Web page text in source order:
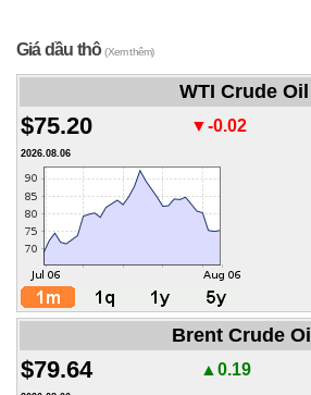
Giá dầu thô(Xem thêm)
WTI Crude Oil
$75.20 ▼-0.02
2026.08.06
Brent Crude Oil
$79.64 ▲0.19